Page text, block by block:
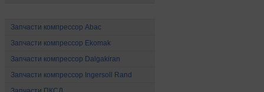
Запчасти компрессор Abac
Запчасти компрессор Ekomak
Запчасти компрессор Dalgakiran
Запчасти компрессор Ingersoll Rand